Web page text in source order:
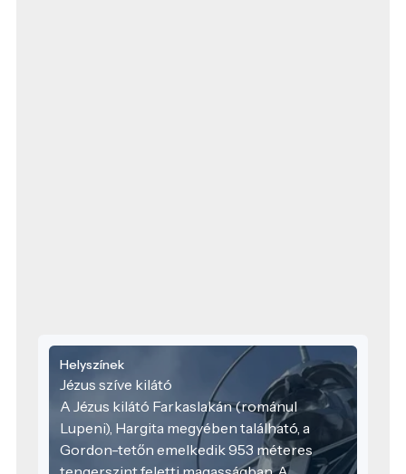
Helyszínek
Jézus szíve kilátó
A Jézus kilátó Farkaslakán (románul
Lupeni), Hargita megyében található, a
Gordon-tetőn emelkedik 953 méteres